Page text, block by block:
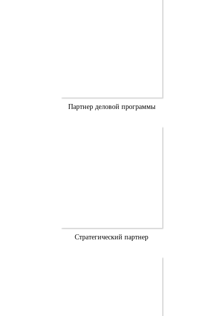
Партнер деловой программы
Стратегический партнер